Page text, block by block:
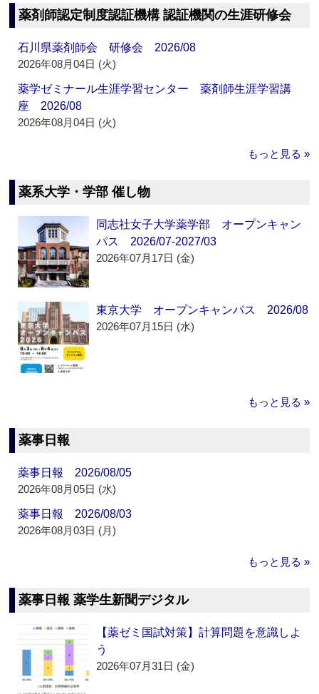
薬剤師認定制度認証機構 認証機関の生涯研修会
石川県薬剤師会 研修会 2026/08
2026年08月04日 (火)
薬学ゼミナール生涯学習センター 薬剤師生涯学習講
座 2026/08
2026年08月04日 (火)
もっと見る »
薬系大学・学部 催し物
同志社女子大学薬学部 オープンキャン
パス 2026/07-2027/03
2026年07月17日 (金)
東京大学 オープンキャンパス 2026/08
2026年07月15日 (水)
もっと見る »
薬事日報
薬事日報 2026/08/05
2026年08月05日 (水)
薬事日報 2026/08/03
2026年08月03日 (月)
もっと見る »
薬事日報 薬学生新聞デジタル
【薬ゼミ国試対策】計算問題を意識しよ
う
2026年07月31日 (金)